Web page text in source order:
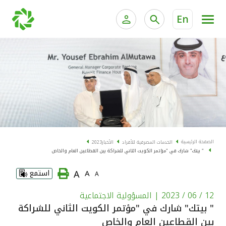
En
الخدمات المصرفية الإلكترونية للأفراد
الخدمات المصرفية الإلكترونية للشركات
خدمة "بيتك" للتداول الإلكتروني
الخدمات المصرفية للأفراد
الحسابات المصرفية
البطاقات
"برامج العملاء"
الاستثمار
الصفحة الرئيسية الخدمات المصرفية للأفراد الأخبار2023
" بيتك" شارك في "مؤتمر الكويت الثاني للشراكة بين القطاعين العام والخاص
A
A
A استمع
12 / 06 / 2023 | المسؤولية الاجتماعية
" بيتك" شارك في "مؤتمر الكويت الثاني للشراكة
بين القطاعين العام والخاص